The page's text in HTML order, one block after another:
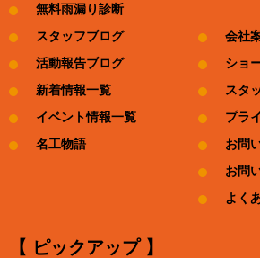
無料雨漏り診断
スタッフブログ
活動報告ブログ
新着情報一覧
イベント情報一覧
名工物語
会社
ショ
スタ
プラ
お問
お問
よく
【 ピックアップ 】